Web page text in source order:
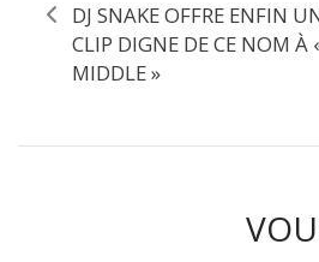
DJ SNAKE OFFRE ENFIN
CLIP DIGNE DE CE NOM À
MIDDLE »